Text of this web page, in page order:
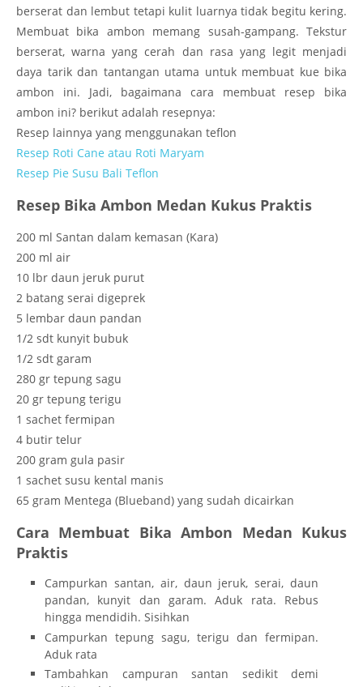
berserat dan lembut tetapi kulit luarnya tidak begitu kering.
Membuat bika ambon memang susah-gampang. Tekstur
berserat, warna yang cerah dan rasa yang legit menjadi
daya tarik dan tantangan utama untuk membuat kue bika
ambon ini. Jadi, bagaimana cara membuat resep bika
ambon ini? berikut adalah resepnya:
Resep lainnya yang menggunakan teflon
Resep Roti Cane atau Roti Maryam
Resep Pie Susu Bali Teflon
Resep Bika Ambon Medan Kukus Praktis
200 ml Santan dalam kemasan (Kara)
200 ml air
10 lbr daun jeruk purut
2 batang serai digeprek
5 lembar daun pandan
1/2 sdt kunyit bubuk
1/2 sdt garam
280 gr tepung sagu
20 gr tepung terigu
1 sachet fermipan
4 butir telur
200 gram gula pasir
1 sachet susu kental manis
65 gram Mentega (Blueband) yang sudah dicairkan
Cara Membuat Bika Ambon Medan Kukus
Praktis
Campurkan santan, air, daun jeruk, serai, daun
pandan, kunyit dan garam. Aduk rata. Rebus
hingga mendidih. Sisihkan
Campurkan tepung sagu, terigu dan fermipan.
Aduk rata
Tambahkan campuran santan sedikit demi